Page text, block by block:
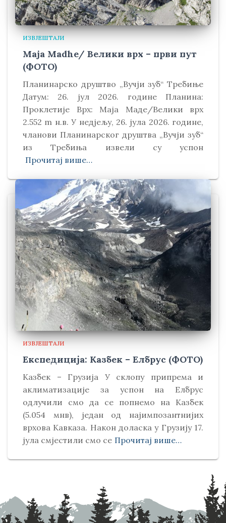
ИЗВЈЕШТАЈИ
Maja Madhe/ Велики врх – први пут
(ФОТО)
Планинарско друштво „Вучји зуб“ Требиње
Датум: 26. јул 2026. године Планина:
Проклетије Врх: Маја Маде/Велики врх
2.552 m н.в. У недјељу, 26. јула 2026. године,
чланови Планинарског друштва „Вучји зуб“
из Требиња извели су успон
Прочитај више…
ИЗВЈЕШТАЈИ
Експедиција: Казбек – Елбрус (ФОТО)
Kазбек – Грузија У склопу припрема и
аклиматизације за успон на Елбрус
одлучили смо да се попнемо на Kазбек
(5.054 мнв), један од најимпозантнијих
врхова Kавказа. Након доласка у Грузију 17.
јула смјестили смо се Прочитај више…